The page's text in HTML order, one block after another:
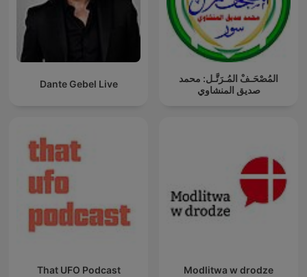
Dante Gebel Live
المُصْحَـفْ المُـرَتَّـل: محمد
صديق المنشاوي
That UFO Podcast Modlitwa w drodze